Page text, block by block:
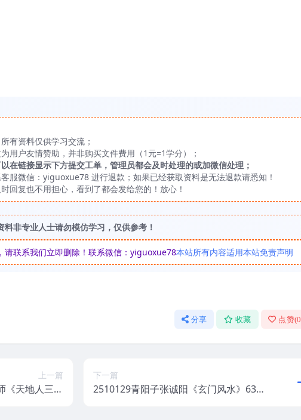
有资料仅供学习交流；
用户友情赞助，并非购买文件费用（1元=1学分）；
在链接显示下方提交工单，管理员都会及时处理的或加微信处理；
服微信：yiguoxue78 进行退款；如果已经获取资料是无法退款请悉知！
回复也不用担心，看到了都会发给您的！放心！
非专业人士请勿模仿学习，仅供参考！
请联系我们立即删除！联系微信：yiguoxue78本站所有内容适用本站免责声明
分享 收藏 点赞(0
上一篇
《天地人三才
下一篇
2510129青阳子张诚阳《玄门风水》63集